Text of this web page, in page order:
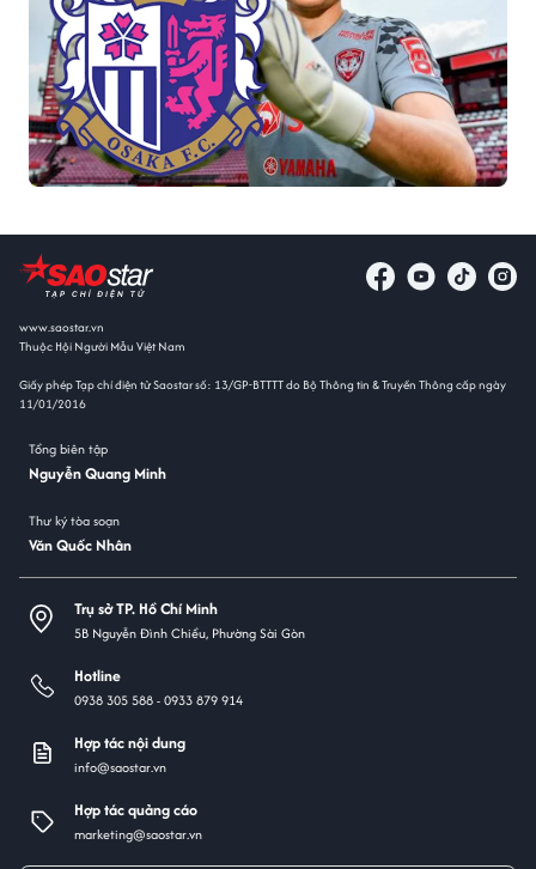
www.saostar.vn
Thuộc Hội Người Mẫu Việt Nam
Giấy phép Tạp chí điện tử Saostar số: 13/GP-BTTTT do Bộ Thông tin & Truyền Thông cấp ngày
11/01/2016
Tổng biên tập
Nguyễn Quang Minh
Thư ký tòa soạn
Văn Quốc Nhân
Trụ sở TP. Hồ Chí Minh
5B Nguyễn Đình Chiểu, Phường Sài Gòn
Hotline
0938 305 588 -0933 879 914
Hợp tác nội dung
info@saostar.vn
Hợp tác quảng cáo
marketing@saostar.vn